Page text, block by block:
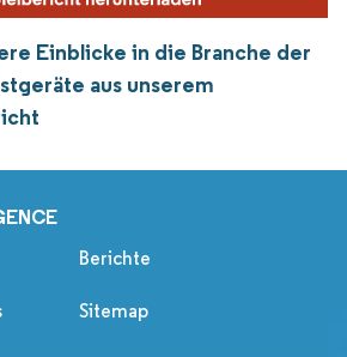
Einblicke in die Branche der
aus unserem
Berichte
Sitemap